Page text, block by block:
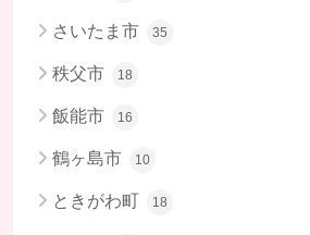
さいたま市 35
秩父市 18
飯能市 16
鶴ヶ島市 10
ときがわ町 18